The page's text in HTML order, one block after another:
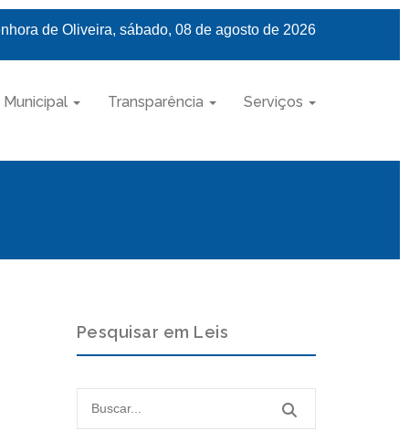
de Oliveira, sábado, 08 de agosto de 2026
Transparência Serviços
Pesquisar em Leis